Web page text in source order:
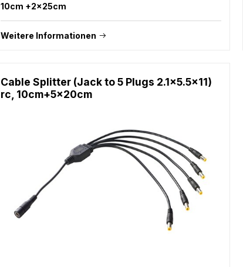
10cm +2x25cm
Weitere Informationen
Cable Splitter (Jack to 5 Plugs 2.1x5.5x11)
rc, 10cm+5x20cm